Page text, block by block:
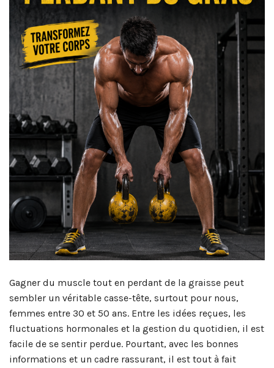
Gagner du muscle tout en perdant de la graisse peut
sembler un véritable casse-tête, surtout pour nous,
femmes entre 30 et 50 ans. Entre les idées reçues, les
fluctuations hormonales et la gestion du quotidien, il est
facile de se sentir perdue. Pourtant, avec les bonnes
informations et un cadre rassurant, il est tout à fait